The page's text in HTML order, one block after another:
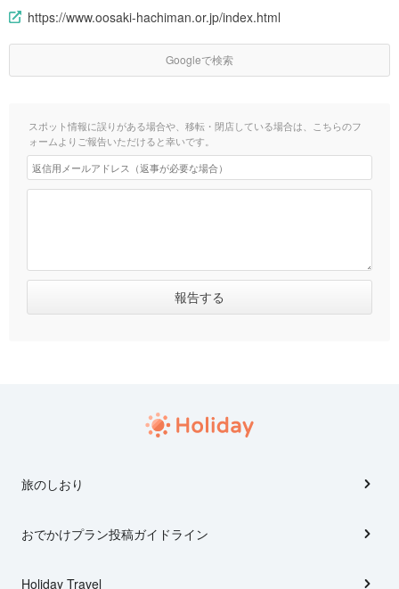
https://www.oosaki-hachiman.or.jp/index.html
Googleで検索
スポット情報に誤りがある場合や、移転・閉店している場合は、こちらのフ
ォームよりご報告いただけると幸いです。
旅のしおり
おでかけプラン投稿ガイドライン
Holiday Travel